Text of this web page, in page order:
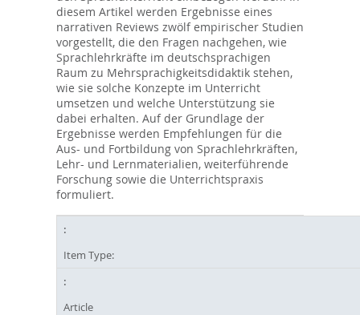
diesem Artikel werden Ergebnisse eines
narrativen Reviews zwölf empirischer Studien
vorgestellt, die den Fragen nachgehen, wie
Sprachlehrkräfte im deutschsprachigen
Raum zu Mehrsprachigkeitsdidaktik stehen,
wie sie solche Konzepte im Unterricht
umsetzen und welche Unterstützung sie
dabei erhalten. Auf der Grundlage der
Ergebnisse werden Empfehlungen für die
Aus- und Fortbildung von Sprachlehrkräften,
Lehr- und Lernmaterialien, weiterführende
Forschung sowie die Unterrichtspraxis
formuliert.
Item Type:
Article